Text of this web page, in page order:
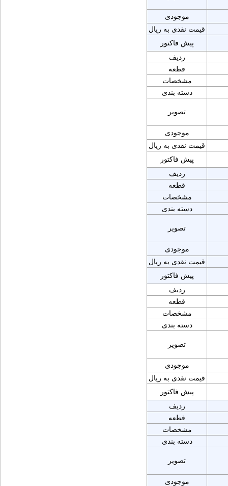
موجودی
قیمت نقدی به ریال
پیش فاکتور
ردیف
قطعه
مشخصات
دسته بندی
تصویر
موجودی
قیمت نقدی به ریال
پیش فاکتور
ردیف
قطعه
مشخصات
دسته بندی
تصویر
موجودی
قیمت نقدی به ریال
پیش فاکتور
ردیف
قطعه
مشخصات
دسته بندی
تصویر
موجودی
قیمت نقدی به ریال
پیش فاکتور
ردیف
قطعه
مشخصات
دسته بندی
تصویر
موجودی